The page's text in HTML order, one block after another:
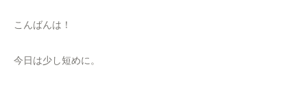
こんばんは！
今日は少し短めに。